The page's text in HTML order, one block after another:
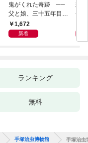
鬼がくれた奇跡 ──
父と娘、三十五年目の
赦し1,672
新着
悲
子
ランキング
無料
手塚治虫博物館 手塚治虫